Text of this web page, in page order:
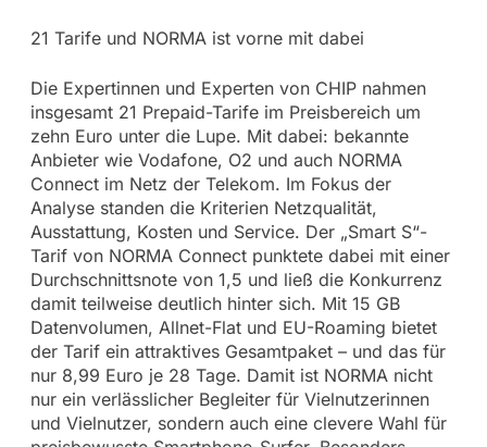
21 Tarife und NORMA ist vorne mit dabei
Die Expertinnen und Experten von CHIP nahmen
insgesamt 21 Prepaid-Tarife im Preisbereich um
zehn Euro unter die Lupe. Mit dabei: bekannte
Anbieter wie Vodafone, O2 und auch NORMA
Connect im Netz der Telekom. Im Fokus der
Analyse standen die Kriterien Netzqualität,
Ausstattung, Kosten und Service. Der „Smart S“-
Tarif von NORMA Connect punktete dabei mit einer
Durchschnittsnote von 1,5 und ließ die Konkurrenz
damit teilweise deutlich hinter sich. Mit 15 GB
Datenvolumen, Allnet-Flat und EU-Roaming bietet
der Tarif ein attraktives Gesamtpaket – und das für
nur 8,99 Euro je 28 Tage. Damit ist NORMA nicht
nur ein verlässlicher Begleiter für Vielnutzerinnen
und Vielnutzer, sondern auch eine clevere Wahl für